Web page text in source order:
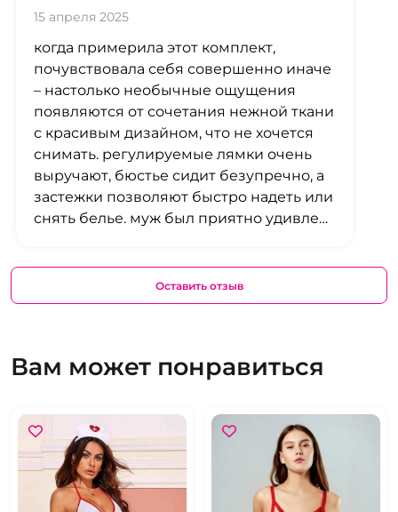
15 апреля 2025
когда примерила этот комплект,
почувствовала себя совершенно иначе
– настолько необычные ощущения
появляются от сочетания нежной ткани
с красивым дизайном, что не хочется
снимать. регулируемые лямки очень
выручают, бюстье сидит безупречно, а
застежки позволяют быстро надеть или
снять белье. муж был приятно удивлен
Оставить отзыв
Вам может понравиться